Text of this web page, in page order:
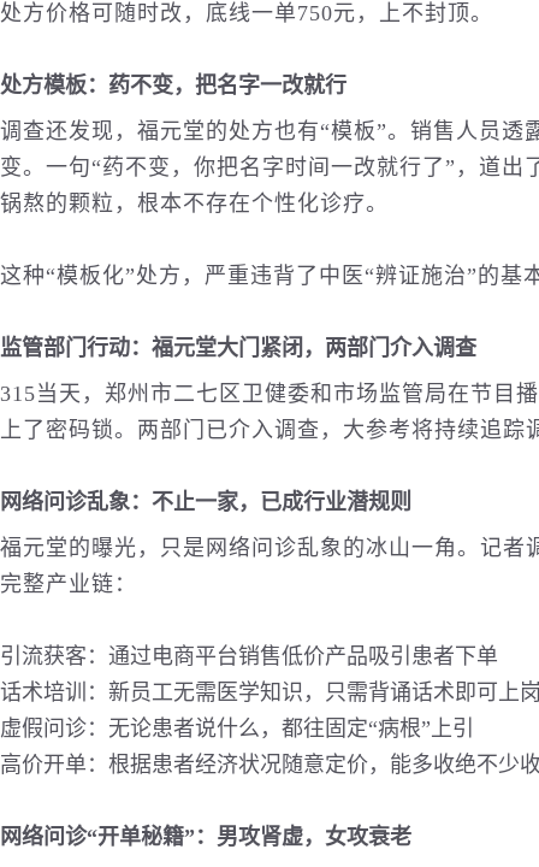
处方价格可随时改，底线一单750元，上不封顶。
处方模板：药不变，把名字一改就行
调查还发现，福元堂的处方也有“模板”。销售人员
变。一句“药不变，你把名字时间一改就行了”，道
锅熬的颗粒，根本不存在个性化诊疗。
这种“模板化”处方，严重违背了中医“辨证施治”的基
监管部门行动：福元堂大门紧闭，两部门介入调查
315当天，郑州市二七区卫健委和市场监管局在节目
上了密码锁。两部门已介入调查，大参考将持续追踪
网络问诊乱象：不止一家，已成行业潜规则
福元堂的曝光，只是网络问诊乱象的冰山一角。记
完整产业链：
引流获客：通过电商平台销售低价产品吸引患者下单
话术培训：新员工无需医学知识，只需背诵话术即可上
虚假问诊：无论患者说什么，都往固定“病根”上引
高价开单：根据患者经济状况随意定价，能多收绝不少
网络问诊“开单秘籍”：男攻肾虚，女攻衰老